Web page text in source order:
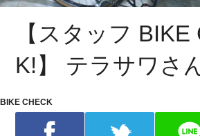
【スタッフ BIKE
K!】 テラサワさ
BIKE CHECK